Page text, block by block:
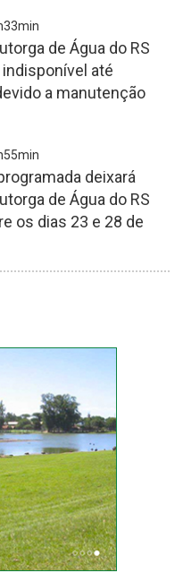
de Água do RS
até
a manutenção
deixará
de Água do RS
os dias 23 e 28 de